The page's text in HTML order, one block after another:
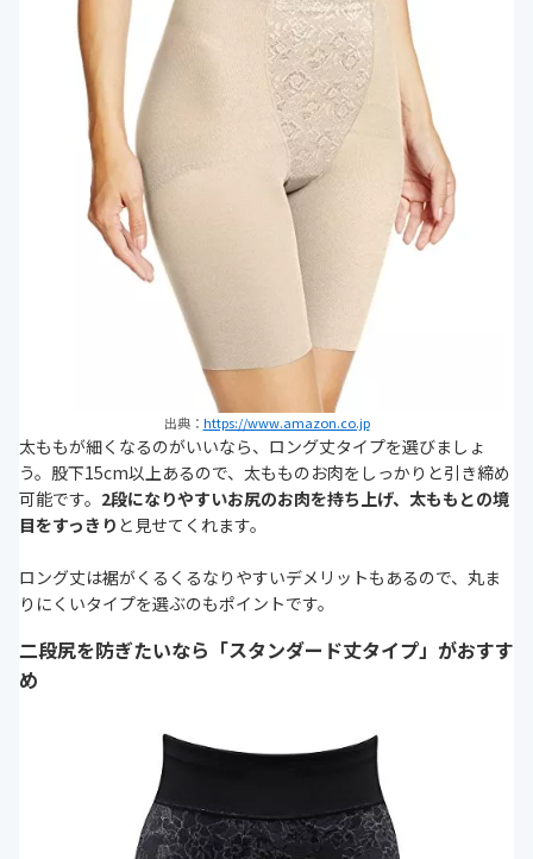
出典： https://www.amazon.co.jp
太ももが細くなるのがいいなら、ロング丈タイプを選びましょ
う。股下15cm以上あるので、太もものお肉をしっかりと引き締め
可能です。 2段になりやすいお尻のお肉を持ち上げ、太ももとの境
目をすっきり と見せてくれます。
ロング丈は裾がくるくるなりやすいデメリットもあるので、丸ま
りにくいタイプを選ぶのもポイントです。
二段尻を防ぎたいなら「スタンダード丈タイプ」がおすす
め